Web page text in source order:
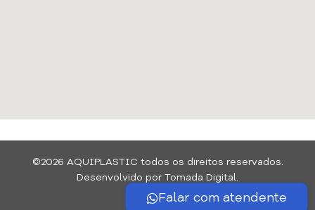
©2026 AQUIPLASTIC todos os direitos reservados.
Desenvolvido por Tomada Digital.
Falar com atendente